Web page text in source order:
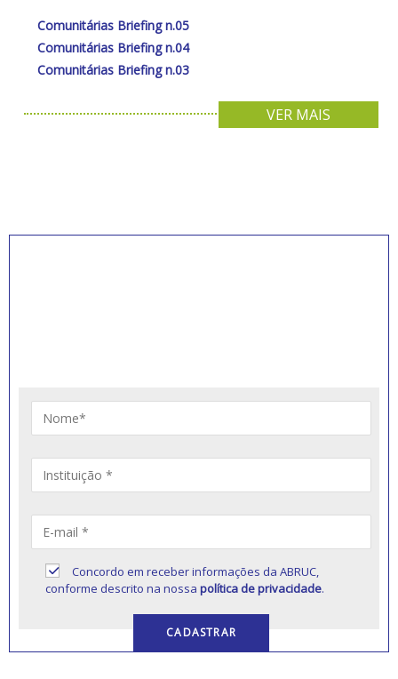
Comunitárias Briefing n.05
Comunitárias Briefing n.04
Comunitárias Briefing n.03
VER MAIS
Concordo em receber informações da ABRUC,
conforme descrito na nossapolítica de privacidade.